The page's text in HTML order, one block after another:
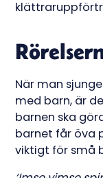
När man
med barn, är
barnen ska
barnet får öva
viktigt för små